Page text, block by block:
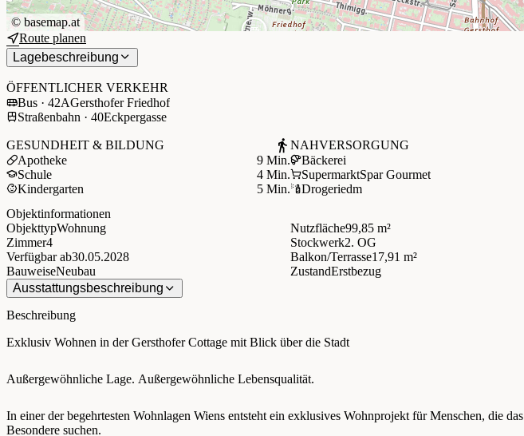
+
−
© basemap.at
Route planen
Lagebeschreibung
ÖFFENTLICHER VERKEHR
Bus · 42AGersthofer Friedhof
Straßenbahn · 40Eckpergasse
GESUNDHEIT & BILDUNG
Apotheke
9 Min.
Schule
4 Min.
Kindergarten
5 Min.
NAHVERSORGUNG
Bäckerei
SupermarktSpar Gourmet
Drogeriedm
Objektinformationen
ObjekttypWohnung Nutzfläche99,85 m²
Zimmer4 Stockwerk2. OG
Verfügbar ab30.05.2028 Balkon/Terrasse17,91 m²
BauweiseNeubau ZustandErstbezug
Ausstattungsbeschreibung
Beschreibung
Exklusiv Wohnen in der Gersthofer Cottage mit Blick über die Stadt
Außergewöhnliche Lage. Außergewöhnliche Lebensqualität.
In einer der begehrtesten Wohnlagen Wiens entsteht ein exklusives Wohnprojekt für Menschen, die das
Besondere suchen.